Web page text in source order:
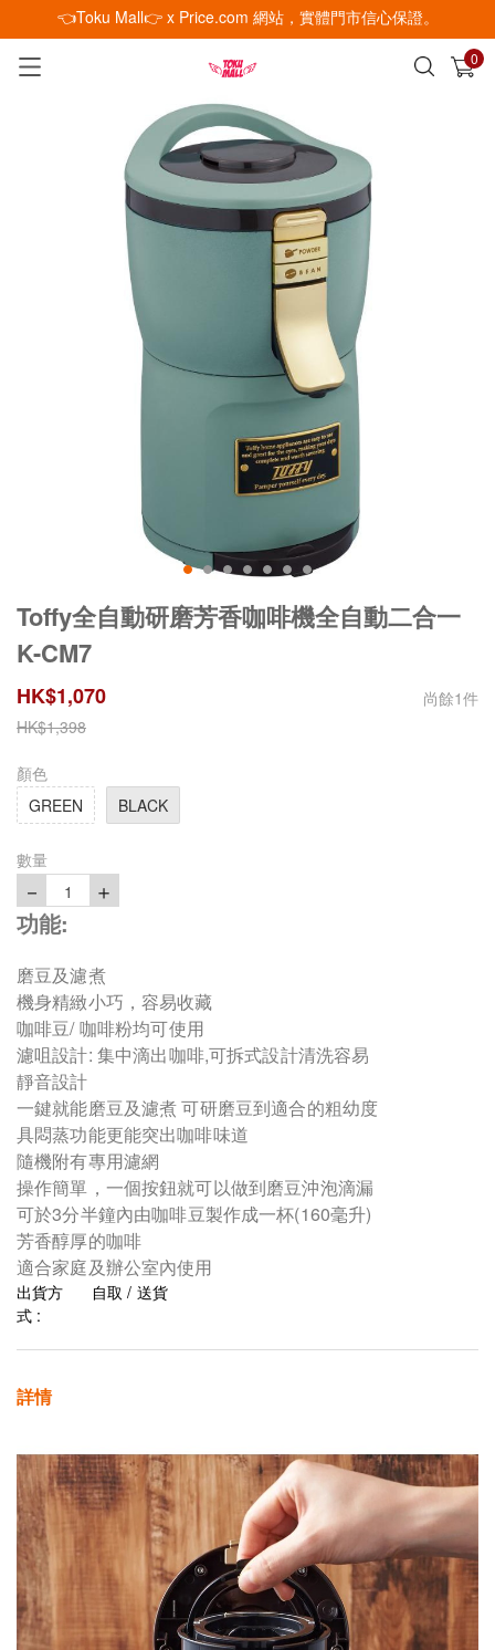
👈Toku Mall👉 x Price.com 網站，實體門市信心保證。
0
已加入購物車 查看
Toffy全自動研磨芳香咖啡機全自動二合一
K-CM7
HK$1,070 尚餘1件
HK$1,398
顏色
GREEN
BLACK
數量
－ 1 ＋
功能:
磨豆及濾煮
機身精緻小巧，容易收藏
咖啡豆/ 咖啡粉均可使用
濾咀設計: 集中滴出咖啡,可拆式設計清洗容易
靜音設計
一鍵就能磨豆及濾煮 可研磨豆到適合的粗幼度
具悶蒸功能更能突出咖啡味道
隨機附有專用濾網
操作簡單，一個按鈕就可以做到磨豆沖泡滴漏
可於3分半鐘內由咖啡豆製作成一杯(160毫升)
芳香醇厚的咖啡
適合家庭及辦公室內使用
出貨方
式 :
自取 / 送貨
詳情